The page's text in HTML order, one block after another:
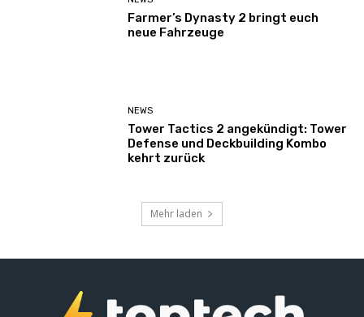
Farmer’s Dynasty 2 bringt euch
neue Fahrzeuge
NEWS
Tower Tactics 2 angekündigt: Tower
Defense und Deckbuilding Kombo
kehrt zurück
Mehr laden